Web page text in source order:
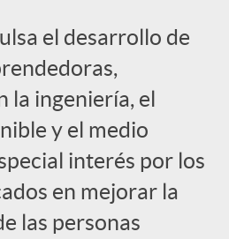
el desarrollo de
la ingeniería, el
y el medio
interés por los
en mejorar la
las personas